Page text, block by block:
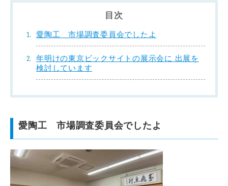
目次
愛陶工 市場調査委員会でしたよ
年明けの東京ビックサイトの展示会に 出展を
検討しています
愛陶工 市場調査委員会でしたよ